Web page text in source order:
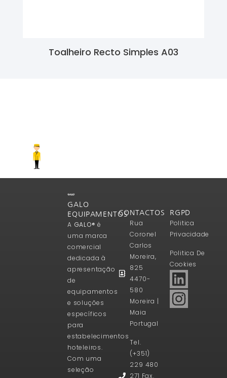
Toalheiro Recto Simples A03
GALO
EQUIPAMENTOS
A GALO® é
uma marca
comercial
dedicada à
apresentação
de
equipamentos
e soluções
específicos
para
estabelecimentos
hoteleiros.
Com uma
seleção
CONTACTOS
Rua
Coronel
Carlos
Moreira,
825
4470-
580
Moreira |
Maia
Portugal
Tel.
(+351)
229 480
271 Fax.
RGPD
Politica
Privacidade
Politica De
Cookies